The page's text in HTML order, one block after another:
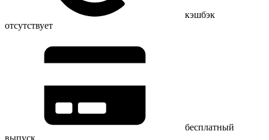
кэшбэк
отсутствует
бесплатный
выпуск